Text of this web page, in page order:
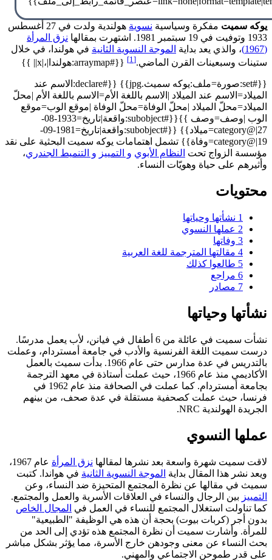
يوكه سميت مفكرة وسياسية نسوية
هولندية ولدت في 27 أغسطس
1933 وتوفيت في 19 سبتمبر 1981. اشتهرت بمقالها
نزق المرأة
(1967)
، والذي يعد بداية الموجة النسوية الثانية في هولندا، في خلال
ستينات وسبعينات القرن الماضي.[1] {{#arraymap:هولندا|،|x|| }}
{{#set:صورة=ملف:يوكه سميث.jpg}} {{#declare:الاسم عند
الميلاد=الاسم عند الميلاد |الاسم باللغة الأم=الاسم باللغة الأم |محلّ
الميلاد=محلّ الميلاد |محلّ الوفاة=محلّ الوفاة |موقع الوب=موقع
الوب |وصف=وصف }}{{#subobject:واقعة|تاريخ=1933-08-
27|@category=ميلاد}} {{#subobject:واقعة|تاريخ=1981-09-
19|@category=وفاة}} تشمل اهتمامات يوكه سميت البحثية على نقد
مؤسسة الزواج تحت النظام الأبوي و التمييز و التنميط الجندري،
وأثيرهم على حياة وهويّات النساء.
محتويات
1 نشأتها وحياتها
2 عملها النسوي
3 وفاتها
4 مقالتها المترجمة للغة العربية
5 طالعوا كذلك
6 مراجع
7 مصادر
نشأتها وحياتها
نشأت سميت في عائلة من 6 أطفال في فيانن، لأب يعمل مدرسًا.
درست سميت اللغة الفرنسية والأدب في جامعة أمستردام، وعملت
بالتدريس في عدة مدارس حتى عام 1966. بدأت سميث بالعمل
الأكاديمي منذ عام 1966، حيث عملت أستاذة في معهد الترجمة
بجامعة أمستردام. كما عملت في الصحافة منذ عام 1962 في
فرنسا، حيث عملت كصحفية مستقلة في عدة صحف، من بينهم
الجريدة الهولندية NRC.
عملها النسوي
لاقت سميت شهرة واسعة بعد نشرها لمقالها نزق المرأة
عام 1967،
ويعد نشر هذا المقال بداية الموجة النسوية الثانية في هواندا. كتبت
سميث في مقالها عن نظرة المجتمع المتحيزة ضد النساء، وعن
التمييز بين الرجال والنساء في العلاقات الأسرية والعمل والمجتمع.
كما تناولت استغلال المجتمع للنساء في العمل في المجال الخاص
بدون أجر (كربات بيوت) بحجة أن هذه هي الوظيفة "الطبيعية"
للمرأة. وأشارت سميت أن نظرة المجتمع هذه تؤدي إلى الحد من
بحث النساء عن معنى وجودهن خارج الأسرة، مما يؤثر بشكل مباشر
على قدر طموحن الاجتماعي والمهني.